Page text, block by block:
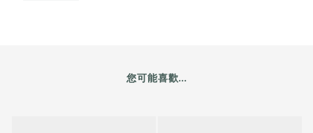
您可能喜歡...